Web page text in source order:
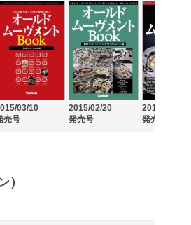
03/10
売号
2015/02/20
発売号
2015/02/10
発売号
）